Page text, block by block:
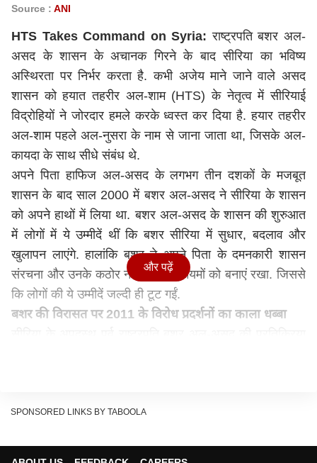
Source : ANI
HTS Takes Command on Syria: राष्ट्रपति बशर अल-
असद के शासन के अचानक गिरने के बाद सीरिया का भविष्य
अस्थिरता पर निर्भर करता है. कभी अजेय माने जाने वाले असद
शासन को हयात तहरीर अल-शाम (HTS) के नेतृत्व में सीरियाई
विद्रोहियों ने जोरदार हमले करके ध्वस्त कर दिया है. हयार तहरीर
अल-शाम पहले अल-नुसरा के नाम से जाना जाता था, जिसके अल-
कायदा के साथ सीधे संबंध थे.
अपने पिता हाफिज अल-असद के लगभग तीन दशकों के मजबूत
शासन के बाद साल 2000 में बशर अल-असद ने सीरिया के शासन
को अपने हाथों में लिया था. बशर अल-असद के शासन की शुरुआत
में लोगों में ये उम्मीदें थीं कि बशर सीरिया में सुधार, बदलाव और
खुलापन लाएंगे. हालांकि बशर ने अपने पिता के दमनकारी शासन
संरचना और उनके कठोर नीतियों और नियमों को बनाएं रखा. जिससे
कि लोगों की ये उम्मीदें जल्दी ही टूट गईं.
बशर की विरासत पर 2011 के विरोध प्रदर्शनों का काला धब्बा
लोग शरणार्थी बने और अनगिनत लोग विस्थापित हो गए.
और पढ़ें
SPONSORED LINKS BY TABOOLA